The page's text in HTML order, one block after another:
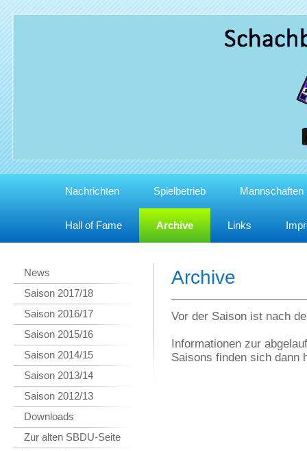
Nachrichten Spielbetrieb Mannschaften
Hall of Fame Archive Links
News
Saison 2017/18
Saison 2016/17
Saison 2015/16
Saison 2014/15
Saison 2013/14
Saison 2012/13
Downloads
Zur alten SBDU-Seite
Archive
Vor der Saison ist nach
Informationen zur
Saisons finden sich dann